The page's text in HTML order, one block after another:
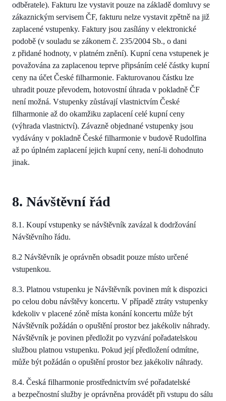
odběratele). Fakturu lze vystavit pouze na základě domluvy se
zákaznickým servisem ČF, fakturu nelze vystavit zpětně na již
zaplacené vstupenky. Faktury jsou zasílány v elektronické
podobě (v souladu se zákonem č. 235/2004 Sb., o dani
z přidané hodnoty, v platném znění). Kupní cena vstupenek je
považována za zaplacenou teprve připsáním celé částky kupní
ceny na účet České filharmonie. Fakturovanou částku lze
uhradit pouze převodem, hotovostní úhrada v pokladně ČF
není možná. Vstupenky zůstávají vlastnictvím České
filharmonie až do okamžiku zaplacení celé kupní ceny
(výhrada vlastnictví). Závazně objednané vstupenky jsou
vydávány v pokladně České filharmonie v budově Rudolfina
až po úplném zaplacení jejich kupní ceny, není-li dohodnuto
jinak.
8. Návštěvní řád
8.1. Koupí vstupenky se návštěvník zavázal k dodržování
Návštěvního řádu.
8.2 Návštěvník je oprávněn obsadit pouze místo určené
vstupenkou.
8.3. Platnou vstupenku je Návštěvník povinen mít k dispozici
po celou dobu návštěvy koncertu. V případě ztráty vstupenky
kdekoliv v placené zóně místa konání koncertu může být
Návštěvník požádán o opuštění prostor bez jakékoliv náhrady.
Návštěvník je povinen předložit po vyzvání pořadatelskou
službou platnou vstupenku. Pokud její předložení odmítne,
může být požádán o opuštění prostor bez jakékoliv náhrady.
8.4. Česká filharmonie prostřednictvím své pořadatelské
a bezpečnostní služby je oprávněna provádět při vstupu do sálu